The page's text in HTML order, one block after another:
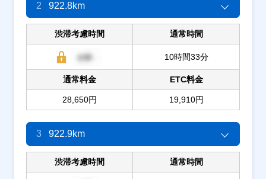
2 922.8km
渋滞考慮時間 通常時間
10時間33分
通常料金
28,650円
ETC料金
19,910円
3 922.9km
渋滞考慮時間 通常時間